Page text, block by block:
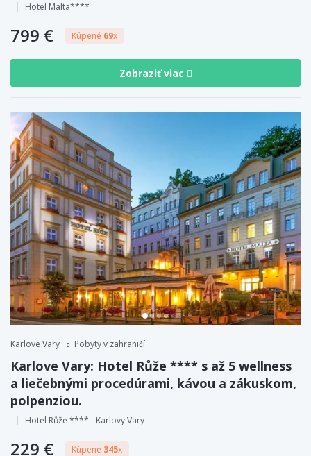
Hotel Malta****
799 € Kúpené 69x
Zobraziť viac
Karlove Vary Pobyty v zahraničí
Karlove Vary: Hotel Růže **** s až 5 wellness
a liečebnými procedúrami, kávou a zákuskom,
polpenziou.
Hotel Růže **** - Karlovy Vary
229 € Kúpené 345x